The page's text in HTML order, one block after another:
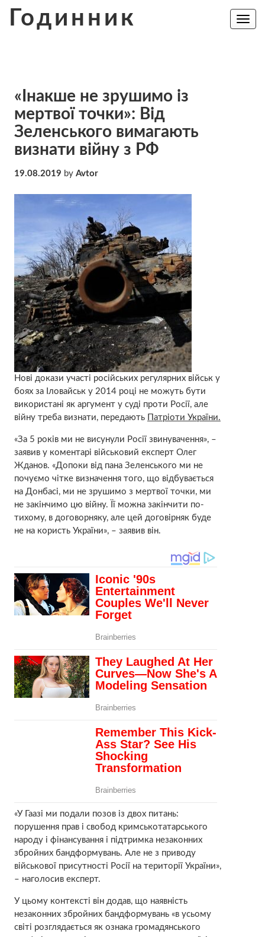
Годинник
Toggle
«Інакше не зрушимо із
мертвої точки»: Від
Зеленського вимагають
визнати війну з РФ
19.08.2019 by Avtor
Нові докази участі російських регулярних військ у
боях за Іловайськ у 2014 році не можуть бути
використані як аргумент у суді проти Росії, але
війну треба визнати, передають Патріоти України.
«За 5 років ми не висунули Росії звинувачення», –
заявив у коментарі військовий експерт Олег
Жданов. «Допоки від пана Зеленського ми не
почуємо чітке визначення того, що відбувається
на Донбасі, ми не зрушимо з мертвої точки, ми
не закінчимо цю війну. Її можна закінчити по-
тихому, в договорняку, але цей договірняк буде
не на користь України», – заявив він.
«У Гаазі ми подали позов із двох питань:
порушення прав і свобод кримськотатарського
народу і фінансування і підтримка незаконних
збройних бандформувань. Але не з приводу
військової присутності Росії на території України»,
– наголосив експерт.
У цьому контексті він додав, що наявність
незаконних збройних бандформувань «в усьому
світі розглядається як ознака громадянського